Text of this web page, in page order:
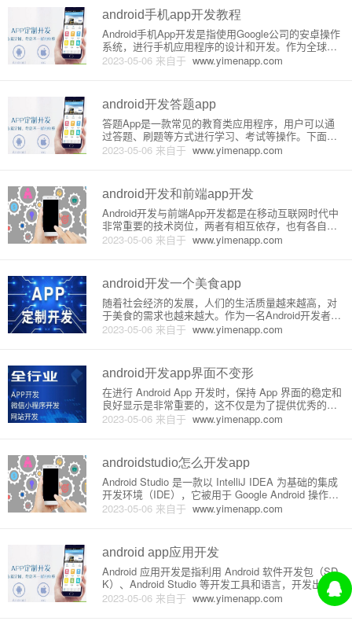
android手机app开发教程
2023-05-06 来自于 www.yimenapp.com
Android手机App开发是指使用Google公司的安卓操作
系统，进行手机应用程序的设计和开发。作为全球最
流行的移动操作系统之一，安卓系统平台已经被广泛
地应用于智能手机、平板电脑、智能手表等终端设备
android开发答题app
2023-05-06 来自于 www.yimenapp.com
答题App是一款常见的教育类应用程序，用户可以通
过答题、刷题等方式进行学习、考试等操作。下面将
详细介绍如何实现一款基于Android平台的答题App。
一、功能需求分析1. 用户登录：用户需要注册账号并
试题
android开发和前端app开发
2023-05-06 来自于 www.yimenapp.com
Android开发与前端App开发都是在移动互联网时代中
非常重要的技术岗位，两者有相互依存，也有各自独
立的方面，下面让我们来具体详细地了解一下两者的
原理和介绍。一、Android开发Android是Google公司
android开发一个美食app
2023-05-06 来自于 www.yimenapp.com
随着社会经济的发展，人们的生活质量越来越高，对
于美食的需求也越来越大。作为一名Android开发者，
可以开发一个美食APP来满足用户的需求。一、功能
介绍1.首页：展示推荐的美食菜品和餐厅信息，提供
菜、粤菜等，并
android开发app界面不变形
2023-05-06 来自于 www.yimenapp.com
在进行 Android App 开发时，保持 App 界面的稳定和
良好显示是非常重要的，这不仅是为了提供优秀的用
户体验，还是为了让 App 在不同屏幕尺寸和不同设备
上能够正确地显示。本文将详细介绍如何保持 Android
androidstudio怎么开发app
2023-05-06 来自于 www.yimenapp.com
Android Studio 是一款以 IntelliJ IDEA 为基础的集成
开发环境（IDE），它被用于 Google Android 操作系
统的应用程序开发。它提供了用于在 Android 设备上
构建和测试应用程序的工具和库。本文将介绍如何使
android app应用开发
2023-05-06 来自于 www.yimenapp.com
Android 应用开发是指利用 Android 软件开发包（SD
K）、Android Studio 等开发工具和语言，开发出可运
行在 Android 操作系统上的应用程序的过程。Android
应用开发所用的主要技术和工具包括：1. Java 语言：